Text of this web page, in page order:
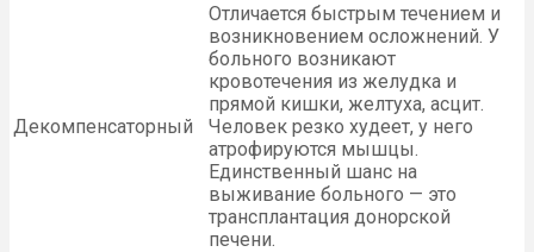
Декомпенсаторный
Отличается быстрым течением и
возникновением осложнений. У
больного возникают
кровотечения из желудка и
прямой кишки, желтуха, асцит.
Человек резко худеет, у него
атрофируются мышцы.
Единственный шанс на
выживание больного — это
трансплантация донорской
печени.